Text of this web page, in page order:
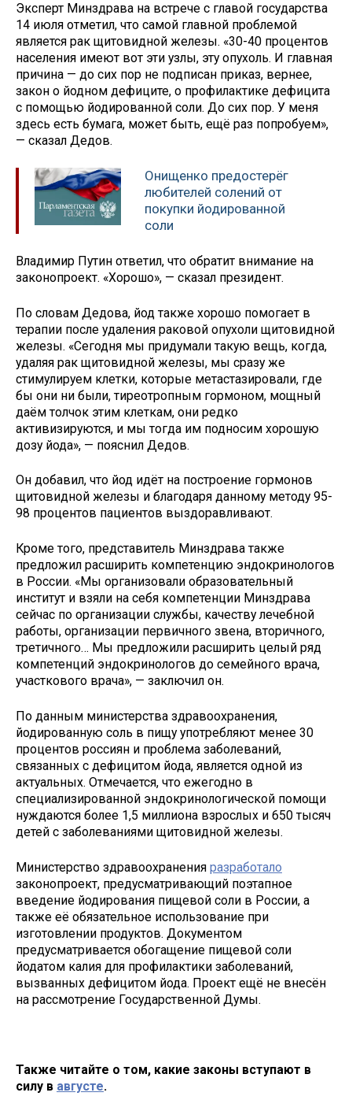
Эксперт Минздрава на встрече с главой государства
14 июля отметил, что самой главной проблемой
является рак щитовидной железы. «30-40 процентов
населения имеют вот эти узлы, эту опухоль. И главная
причина — до сих пор не подписан приказ, вернее,
закон о йодном дефиците, о профилактике дефицита
с помощью йодированной соли. До сих пор. У меня
здесь есть бумага, может быть, ещё раз попробуем»,
— сказал Дедов.
Онищенко предостерёг
любителей солений от
покупки йодированной
соли
Владимир Путин ответил, что обратит внимание на
законопроект. «Хорошо», — сказал президент.
По словам Дедова, йод также хорошо помогает в
терапии после удаления раковой опухоли щитовидной
железы. «Сегодня мы придумали такую вещь, когда,
удаляя рак щитовидной железы, мы сразу же
стимулируем клетки, которые метастазировали, где
бы они ни были, тиреотропным гормоном, мощный
даём толчок этим клеткам, они редко
активизируются, и мы тогда им подносим хорошую
дозу йода», — пояснил Дедов.
Он добавил, что йод идёт на построение гормонов
щитовидной железы и благодаря данному методу 95-
98 процентов пациентов выздоравливают.
Кроме того, представитель Минздрава также
предложил расширить компетенцию эндокринологов
в России. «Мы организовали образовательный
институт и взяли на себя компетенции Минздрава
сейчас по организации службы, качеству лечебной
работы, организации первичного звена, вторичного,
третичного… Мы предложили расширить целый ряд
компетенций эндокринологов до семейного врача,
участкового врача», — заключил он.
По данным министерства здравоохранения,
йодированную соль в пищу употребляют менее 30
процентов россиян и проблема заболеваний,
связанных с дефицитом йода, является одной из
актуальных. Отмечается, что ежегодно в
специализированной эндокринологической помощи
нуждаются более 1,5 миллиона взрослых и 650 тысяч
детей с заболеваниями щитовидной железы.
Министерство здравоохранения разработало
законопроект, предусматривающий поэтапное
введение йодирования пищевой соли в России, а
также её обязательное использование при
изготовлении продуктов. Документом
предусматривается обогащение пищевой соли
йодатом калия для профилактики заболеваний,
вызванных дефицитом йода. Проект ещё не внесён
на рассмотрение Государственной Думы.
Также читайте о том, какие законы вступают в
силу в августе.